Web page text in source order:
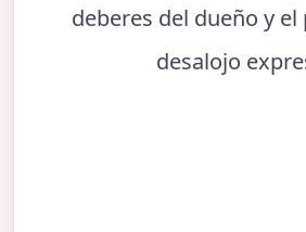
deberes del dueño y el
desalojo